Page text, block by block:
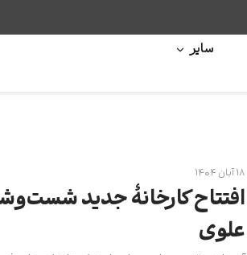
سایر
۱۸ آبان ۱۴۰۴
افتتاح کارخانۀ جدید
علوی